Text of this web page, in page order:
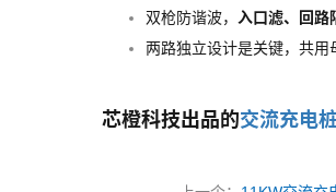
双枪防谐波， 入口滤、回路
两路独立设计是关键，共用
芯橙科技出品的交流充电